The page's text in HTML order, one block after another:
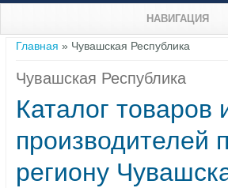
НАВИГАЦИЯ
Вы здесь
Главная » Чувашская Республика
Чувашская Республика
Каталог товаров
производителей
региону